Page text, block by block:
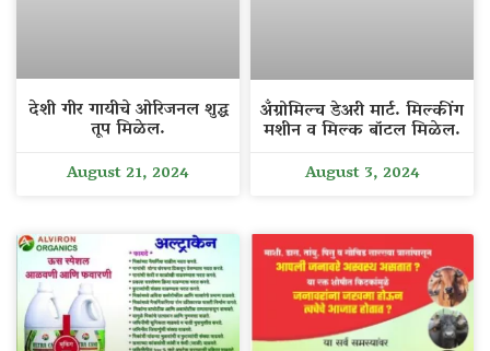
देशी गीर गायीचे ओरिजनल शुद्ध
तूप मिळेल.
August 21, 2024
अँग्रोमिल्च डेअरी मार्ट. मिल्कींग
मशीन व मिल्क बॉटल मिळेल.
August 3, 2024